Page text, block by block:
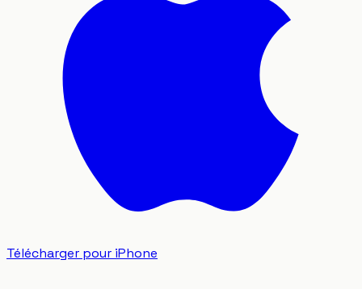
Télécharger pour iPhone